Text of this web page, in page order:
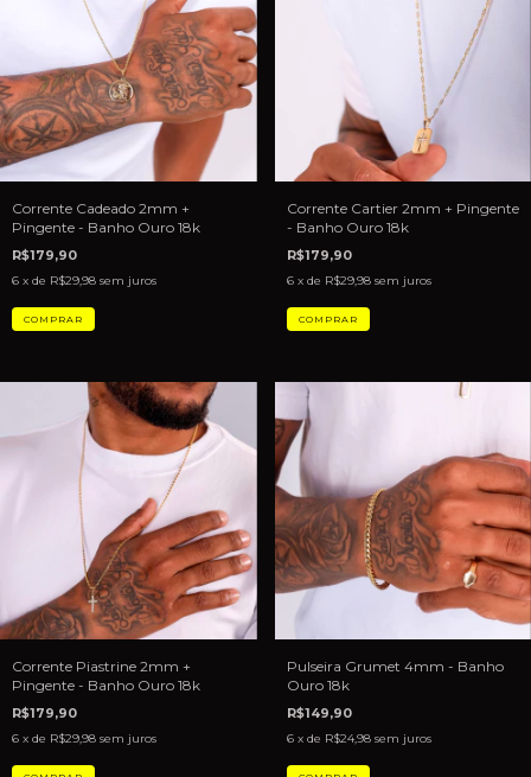
Corrente Cadeado 2mm +
Pingente - Banho Ouro 18k
R$179,90
6 x de R$29,98 sem juros
Corrente Cartier 2mm + Pingente
- Banho Ouro 18k
R$179,90
6 x de R$29,98 sem juros
Corrente Piastrine 2mm +
Pingente - Banho Ouro 18k
R$179,90
6 x de R$29,98 sem juros
Pulseira Grumet 4mm - Banho
Ouro 18k
R$149,90
6 x de R$24,98 sem juros